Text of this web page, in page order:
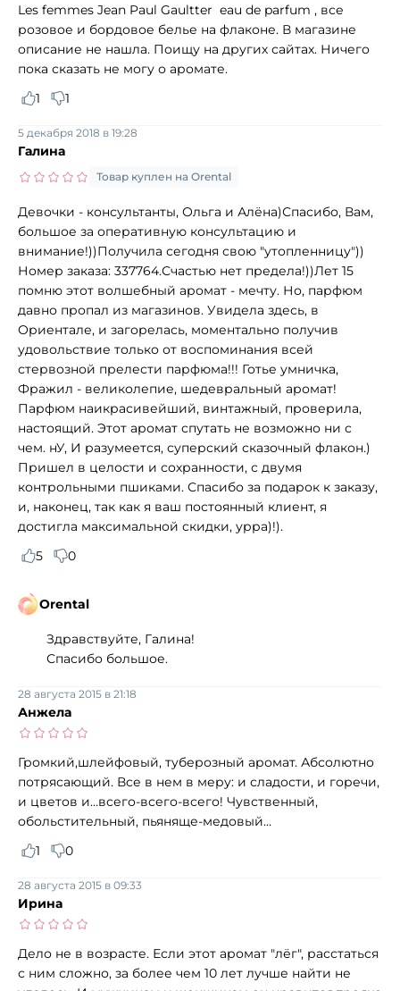
Les femmes Jean Paul Gaultter eau de parfum , все
розовое и бордовое белье на флаконе. В магазине
описание не нашла. Поищу на других сайтах. Ничего
пока сказать не могу о аромате.
1
1
Галина
5 декабря 2018 в 19:28
Товар куплен на Orental
Девочки - консультанты, Ольга и Алёна)Спасибо, Вам,
большое за оперативную консультацию и
внимание!))Получила сегодня свою "утопленницу"))
Номер заказа: 337764.Счастью нет предела!))Лет 15
помню этот волшебный аромат - мечту. Но, парфюм
давно пропал из магазинов. Увидела здесь, в
Ориентале, и загорелась, моментально получив
удовольствие только от воспоминания всей
стервозной прелести парфюма!!! Готье умничка,
Фражил - великолепие, шедевральный аромат!
Парфюм наикрасивейший, винтажный, проверила,
настоящий. Этот аромат спутать не возможно ни с
чем. нУ, И разумеется, суперский сказочный флакон.)
Пришел в целости и сохранности, с двумя
контрольными пшиками. Спасибо за подарок к заказу,
и, наконец, так как я ваш постоянный клиент, я
достигла максимальной скидки, урра)!).
5
0
Orental
Здравствуйте, Галина!
Спасибо большое.
Анжела
28 августа 2015 в 21:18
Громкий,шлейфовый, туберозный аромат. Абсолютно
потрясающий. Все в нем в меру: и сладости, и горечи,
и цветов и…всего-всего-всего! Чувственный,
обольстительный, пьяняще-медовый…
1
0
Ирина
28 августа 2015 в 09:33
Дело не в возрасте. Если этот аромат "лёг", расстаться
с ним сложно, за более чем 10 лет лучше найти не